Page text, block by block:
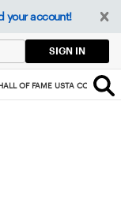
your account!
SIGN IN
OF FAME USTA COMITÉ